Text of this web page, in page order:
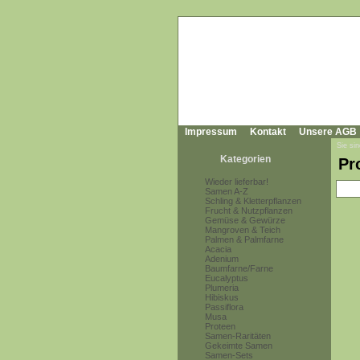
Impressum Kontakt Unsere AGB
Kategorien
Wieder lieferbar!
Samen A-Z
Schling & Kletterpflanzen
Frucht & Nutzpflanzen
Gemüse & Gewürze
Mangroven & Teich
Palmen & Palmfarne
Acacia
Adenium
Baumfarne/Farne
Eucalyptus
Plumeria
Hibiskus
Passiflora
Musa
Proteen
Samen-Raritäten
Gekeimte Samen
Samen-Sets
Sie